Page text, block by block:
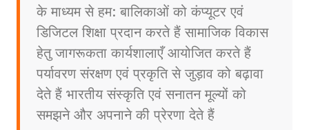
के माध्यम से हम: बालिकाओं को कंप्यूटर एवं
डिजिटल शिक्षा प्रदान करते हैं सामाजिक विकास
हेतु जागरूकता कार्यशालाएँ आयोजित करते हैं
पर्यावरण संरक्षण एवं प्रकृति से जुड़ाव को बढ़ावा
देते हैं भारतीय संस्कृति एवं सनातन मूल्यों को
समझने और अपनाने की प्रेरणा देते हैं